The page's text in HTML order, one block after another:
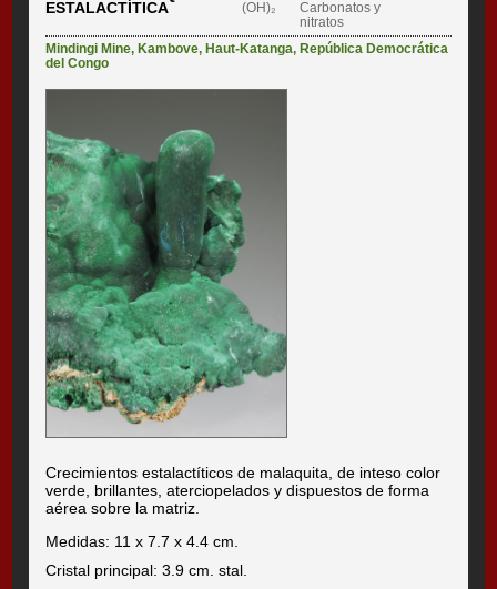
ESTALACTÍTICA
(OH)₂
Carbonatos y
nitratos
Mindingi Mine, Kambove, Haut-Katanga, República Democrática
del Congo
Crecimientos estalactíticos de malaquita, de inteso color
verde, brillantes, aterciopelados y dispuestos de forma
aérea sobre la matriz.
Medidas: 11 x 7.7 x 4.4 cm.
Cristal principal: 3.9 cm. stal.